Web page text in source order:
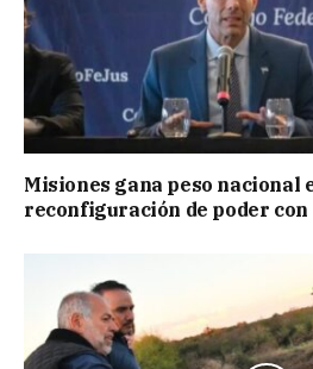
Misiones gana peso nacional
reconfiguración de poder